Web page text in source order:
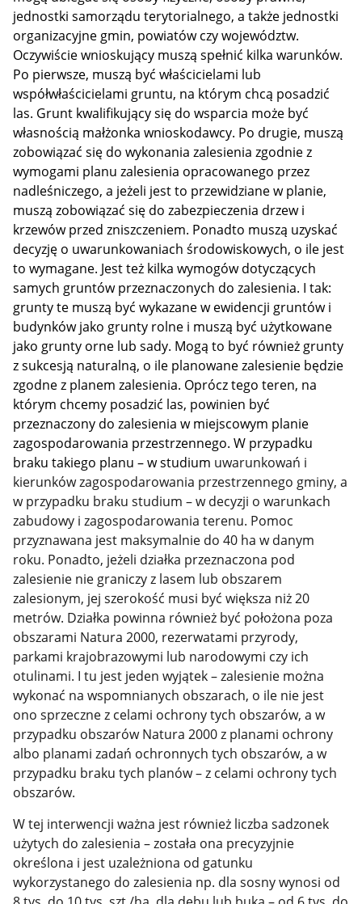
jednostki samorządu terytorialnego, a także jednostki
organizacyjne gmin, powiatów czy województw.
Oczywiście wnioskujący muszą spełnić kilka warunków.
Po pierwsze, muszą być właścicielami lub
współwłaścicielami gruntu, na którym chcą posadzić
las. Grunt kwalifikujący się do wsparcia może być
własnością małżonka wnioskodawcy. Po drugie, muszą
zobowiązać się do wykonania zalesienia zgodnie z
wymogami planu zalesienia opracowanego przez
nadleśniczego, a jeżeli jest to przewidziane w planie,
muszą zobowiązać się do zabezpieczenia drzew i
krzewów przed zniszczeniem. Ponadto muszą uzyskać
decyzję o uwarunkowaniach środowiskowych, o ile jest
to wymagane. Jest też kilka wymogów dotyczących
samych gruntów przeznaczonych do zalesienia. I tak:
grunty te muszą być wykazane w ewidencji gruntów i
budynków jako grunty rolne i muszą być użytkowane
jako grunty orne lub sady. Mogą to być również grunty
z sukcesją naturalną, o ile planowane zalesienie będzie
zgodne z planem zalesienia. Oprócz tego teren, na
którym chcemy posadzić las, powinien być
przeznaczony do zalesienia w miejscowym planie
zagospodarowania przestrzennego. W przypadku
braku takiego planu – w studium uwarunkowań i
kierunków zagospodarowania przestrzennego gminy, a
w przypadku braku studium – w decyzji o warunkach
zabudowy i zagospodarowania terenu. Pomoc
przyznawana jest maksymalnie do 40 ha w danym
roku. Ponadto, jeżeli działka przeznaczona pod
zalesienie nie graniczy z lasem lub obszarem
zalesionym, jej szerokość musi być większa niż 20
metrów. Działka powinna również być położona poza
obszarami Natura 2000, rezerwatami przyrody,
parkami krajobrazowymi lub narodowymi czy ich
otulinami. I tu jest jeden wyjątek – zalesienie można
wykonać na wspomnianych obszarach, o ile nie jest
ono sprzeczne z celami ochrony tych obszarów, a w
przypadku obszarów Natura 2000 z planami ochrony
albo planami zadań ochronnych tych obszarów, a w
przypadku braku tych planów – z celami ochrony tych
obszarów.
W tej interwencji ważna jest również liczba sadzonek
użytych do zalesienia – została ona precyzyjnie
określona i jest uzależniona od gatunku
wykorzystanego do zalesienia np. dla sosny wynosi od